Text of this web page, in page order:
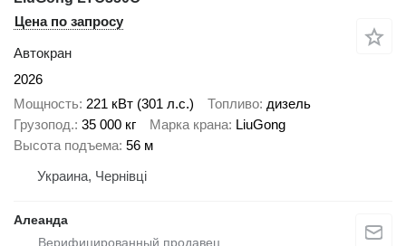
Цена по запросу
Автокран
2026
Мощность 221 кВт (301 л.с.) Топливо дизель
Грузопод. 35 000 кг Марка крана LiuGong
Высота подъема 56 м
Украина, Чернівці
Алеанда